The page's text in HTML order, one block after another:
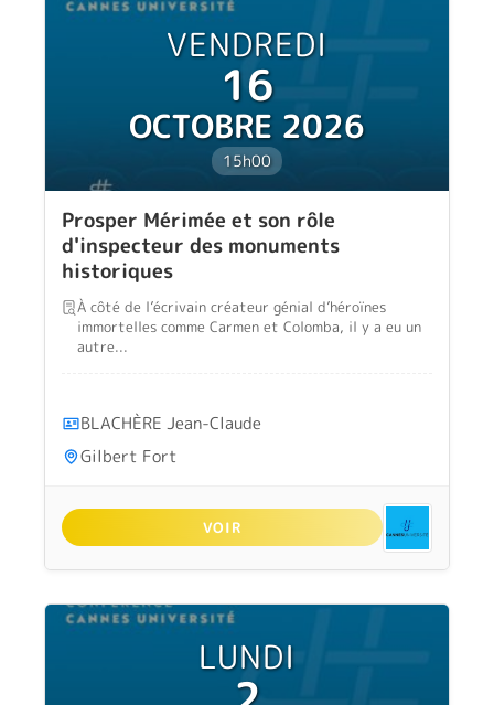
VENDREDI
16
OCTOBRE 2026
15h00
Prosper Mérimée et son rôle
d'inspecteur des monuments
historiques
À côté de l’écrivain créateur génial d’héroïnes
immortelles comme Carmen et Colomba, il y a eu un
autre...
BLACHÈRE Jean-Claude
Gilbert Fort
VOIR
LUNDI